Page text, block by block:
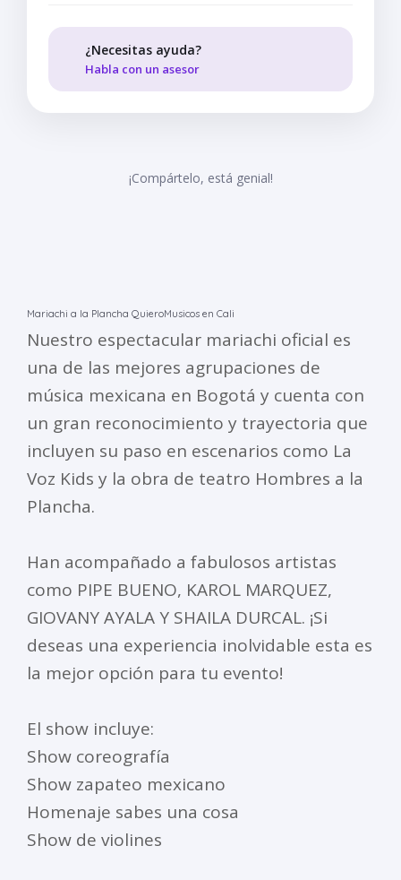
¿Necesitas ayuda?
Habla con un asesor
¡Compártelo, está genial!
Mariachi a la Plancha QuieroMusicos en Cali
Nuestro espectacular mariachi oficial es
una de las mejores agrupaciones de
música mexicana en Bogotá y cuenta con
un gran reconocimiento y trayectoria que
incluyen su paso en escenarios como La
Voz Kids y la obra de teatro Hombres a la
Plancha.
Han acompañado a fabulosos artistas
como PIPE BUENO, KAROL MARQUEZ,
GIOVANY AYALA Y SHAILA DURCAL. ¡Si
deseas una experiencia inolvidable esta es
la mejor opción para tu evento!
El show incluye:
Show coreografía
Show zapateo mexicano
Homenaje sabes una cosa
Show de violines